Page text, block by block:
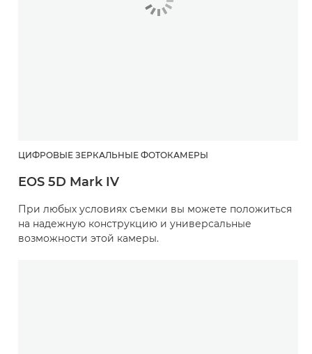
ЦИФРОВЫЕ ЗЕРКАЛЬНЫЕ ФОТОКАМЕРЫ
EOS 5D Mark IV
При любых условиях съемки вы можете положиться
на надежную конструкцию и универсальные
возможности этой камеры.